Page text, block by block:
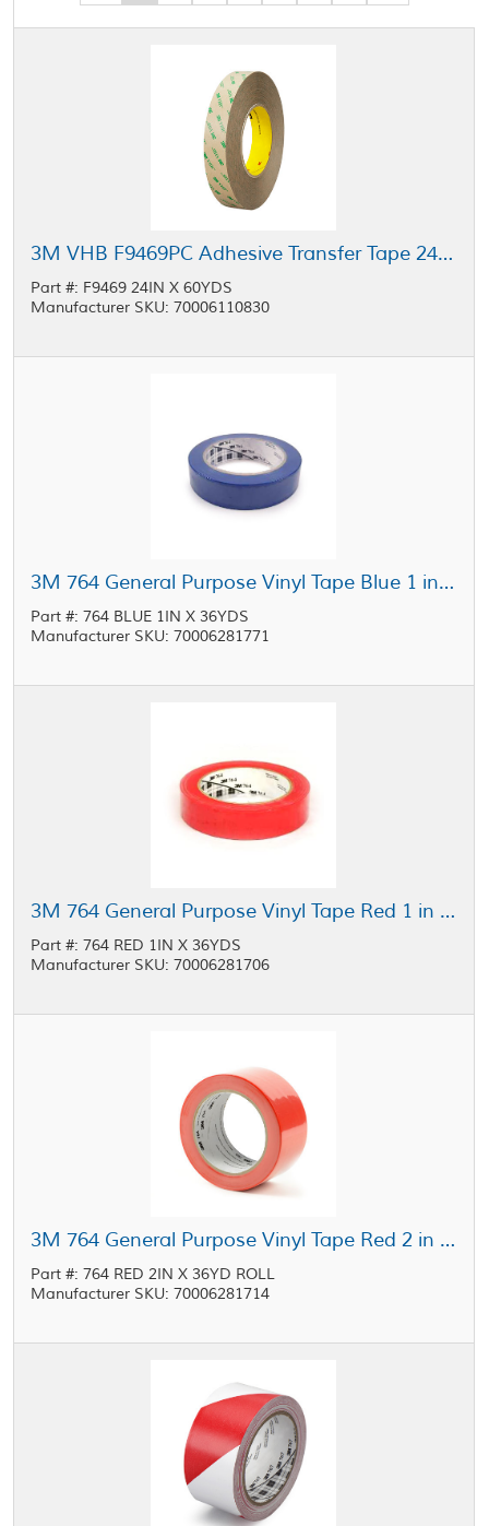
3M VHB F9469PC Adhesive Transfer Tape 24 in x 60 yd Roll
Part #: F9469 24IN X 60YDS
Manufacturer SKU: 70006110830
3M 764 General Purpose Vinyl Tape Blue 1 in x 36 yd Roll
Part #: 764 BLUE 1IN X 36YDS
Manufacturer SKU: 70006281771
3M 764 General Purpose Vinyl Tape Red 1 in x 36 yd Roll
Part #: 764 RED 1IN X 36YDS
Manufacturer SKU: 70006281706
3M 764 General Purpose Vinyl Tape Red 2 in x 36 yd Roll
Part #: 764 RED 2IN X 36YD ROLL
Manufacturer SKU: 70006281714